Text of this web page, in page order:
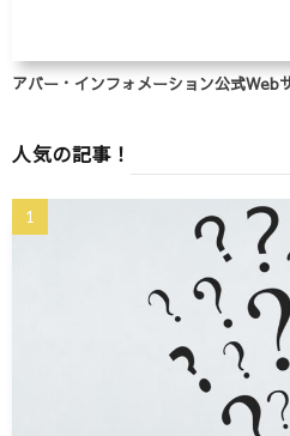
アバー・インフォメーション公式Web
人気の記事！